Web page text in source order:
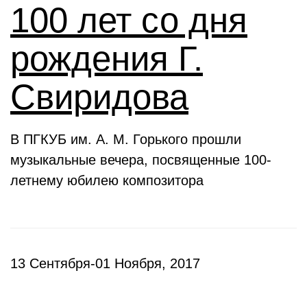
100 лет со дня
рождения Г.
Свиридова
В ПГКУБ им. А. М. Горького прошли
музыкальные вечера, посвященные 100-
летнему юбилею композитора
13 Сентября-01 Ноября, 2017